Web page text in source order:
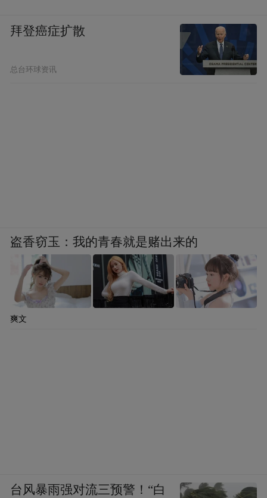
拜登癌症扩散
总台环球资讯
盗香窃玉：我的青春就是赌出来的
爽文
台风暴雨强对流三预警！“白